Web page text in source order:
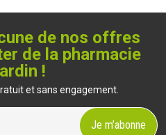
de nos offres
de la pharmacie
!
et sans engagement.
Je m’abonne